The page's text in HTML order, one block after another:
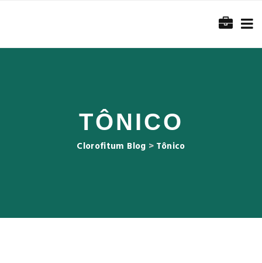
TÔNICO
Clorofitum Blog > Tônico